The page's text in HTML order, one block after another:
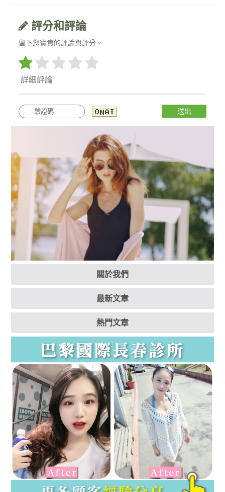
評分和評論
留下您寶貴的評論與評分。
送出
關於我們
最新文章
熱門文章